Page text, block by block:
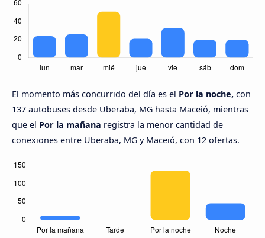
El momento más concurrido del día es el Por la noche, con
137 autobuses desde Uberaba, MG hasta Maceió, mientras
que el Por la mañana registra la menor cantidad de
conexiones entre Uberaba, MG y Maceió, con 12 ofertas.